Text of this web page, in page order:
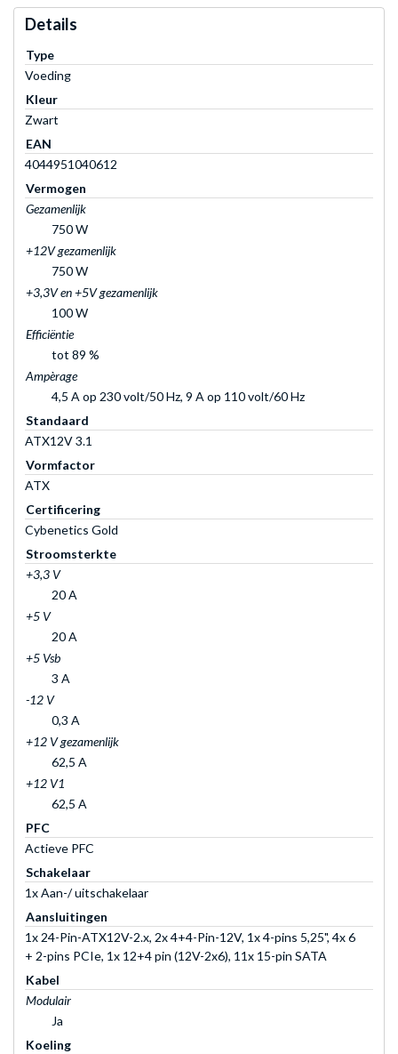
Details
Type
Voeding
Kleur
Zwart
EAN
4044951040612
Vermogen
Gezamenlijk
750 W
+12V gezamenlijk
750 W
+3,3V en +5V gezamenlijk
100 W
Efficiëntie
tot 89 %
Ampèrage
4,5 A op 230 volt/50 Hz, 9 A op 110 volt/60 Hz
Standaard
ATX12V 3.1
Vormfactor
ATX
Certificering
Cybenetics Gold
Stroomsterkte
+3,3 V
20 A
+5 V
20 A
+5 Vsb
3 A
-12 V
0,3 A
+12 V gezamenlijk
62,5 A
+12 V1
62,5 A
PFC
Actieve PFC
Schakelaar
1x Aan-/ uitschakelaar
Aansluitingen
1x 24-Pin-ATX12V-2.x, 2x 4+4-Pin-12V, 1x 4-pins 5,25", 4x 6
+ 2-pins PCIe, 1x 12+4 pin (12V-2x6), 11x 15-pin SATA
Kabel
Modulair
Ja
Koeling